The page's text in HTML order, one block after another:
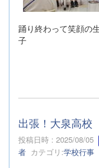
踊り終わって笑
子
出張！大泉高
投稿日時 : 2025/08/05
者 カテゴリ:学校行事